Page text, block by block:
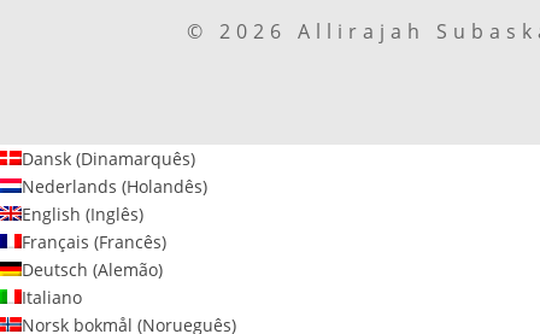
© 2026 Allirajah
Dansk (Dinamarquês)
Nederlands (Holandês)
English (Inglês)
Français (Francês)
Deutsch (Alemão)
Italiano
Norsk bokmål (Norueguês)